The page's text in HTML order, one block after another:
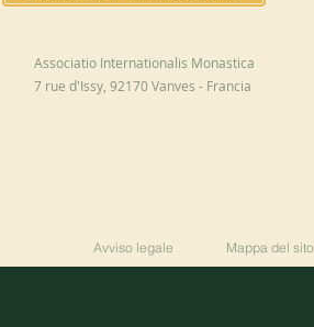
Associatio Internationalis Monastica
7 rue d'Issy, 92170 Vanves - Francia
Avviso legale Mappa del sito